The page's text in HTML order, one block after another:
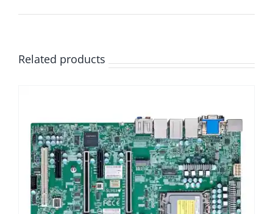
Related products